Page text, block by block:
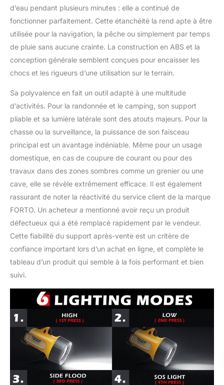
d’eau pendant plusieurs minutes : elle a continué de
fonctionner parfaitement. Cette étanchéité la rend apte à être
utilisée pour la navigation, la pêche ou simplement par temps
de pluie sans aucune crainte. La construction en ABS et la
conception générale semblent conçues pour encaisser les
chocs et les rigueurs d’une utilisation sur le terrain.
Sa polyvalence en fait un outil adapté à une multitude
d’activités. Pour la randonnée et le camping, son support
pliable et sa lumière latérale sont des atouts majeurs. Pour la
chasse ou la surveillance, la puissance de son faisceau
principal est un avantage indéniable. Même pour un usage
domestique, en cas de coupure de courant ou pour des
travaux dans des zones sombres comme un grenier ou une
cave, elle se révèle extrêmement efficace. Il est également
rassurant de noter la réactivité du service client de la marque
FORTO. Un acheteur a mentionné avoir reçu un produit
défectueux qui a été remplacé rapidement par le vendeur.
Cette fiabilité du support après-vente est un critère de
confiance important lors d’un achat en ligne, et complète le
tableau d’un produit qui semble à la fois performant et bien
suivi.